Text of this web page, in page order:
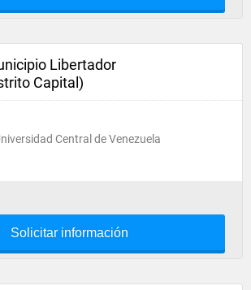
Libertador
Capital)
Central de Venezuela
Solicitar información